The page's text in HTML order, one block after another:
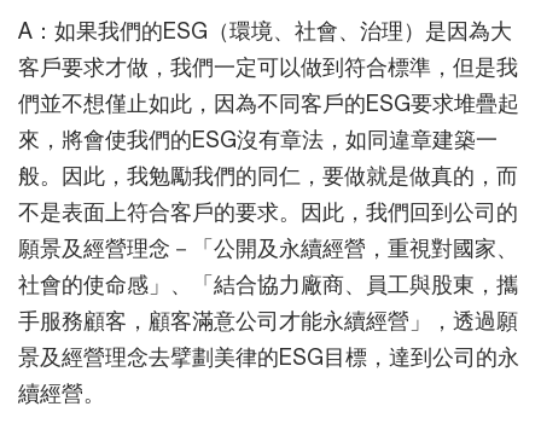
A：如果我們的ESG（環境、社會、治理）是因為大
客戶要求才做，我們一定可以做到符合標準，但是我
們並不想僅止如此，因為不同客戶的ESG要求堆疊起
來，將會使我們的ESG沒有章法，如同違章建築一
般。因此，我勉勵我們的同仁，要做就是做真的，而
不是表面上符合客戶的要求。因此，我們回到公司的
願景及經營理念－「公開及永續經營，重視對國家、
社會的使命感」、「結合協力廠商、員工與股東，攜
手服務顧客，顧客滿意公司才能永續經營」，透過願
景及經營理念去擘劃美律的ESG目標，達到公司的永
續經營。